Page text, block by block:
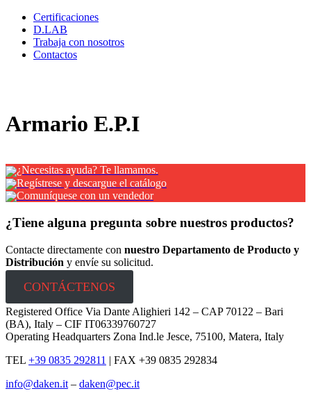
Certificaciones
D.LAB
Trabaja con nosotros
Contactos
Armario E.P.I
¿Necesitas ayuda? Te llamamos.
Regístrese y descargue el catálogo
Comuníquese con un vendedor
¿Tiene alguna pregunta sobre nuestros productos?
Contacte directamente con nuestro Departamento de Producto y
Distribución y envíe su solicitud.
CONTÁCTENOS
Registered Office Via Dante Alighieri 142 – CAP 70122 – Bari
(BA), Italy – CIF IT06339760727
Operating Headquarters Zona Ind.le Jesce, 75100, Matera, Italy
TEL +39 0835 292811 | FAX +39 0835 292834
info@daken.it – daken@pec.it